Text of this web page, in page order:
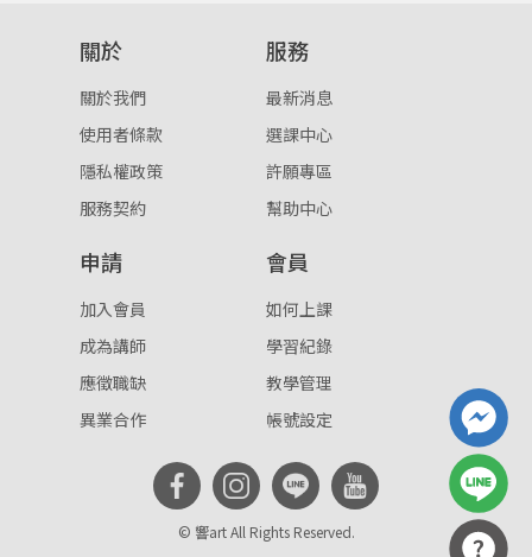
或
註冊
按下註冊即代表你同意我們的 使用者條款
。
重設密碼
關於
關於我們
使用者條款
隱私權政策
服務契約
服務
最新消息
選課中心
許願專區
幫助中心
申請
加入會員
成為講師
應徵職缺
異業合作
會員
如何上課
學習紀錄
教學管理
帳號設定
© 響art All Rights Reserved.